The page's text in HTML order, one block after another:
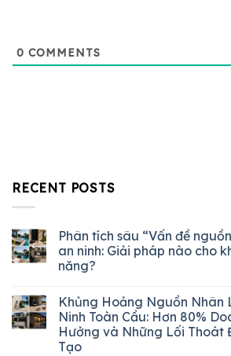
0 COMMENTS
RECENT POSTS
Phân tích sâu “Vấn đề
an ninh: Giải pháp nào cho
năng?
Khủng Hoảng Nguồn Nhân
Ninh Toàn Cầu: Hơn 80%
Hưởng và Những Lối Thoát
Tạo